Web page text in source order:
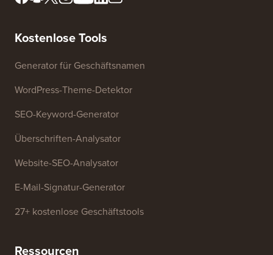
Redaktionsboard kennen
Presse & Marken-Assets
Kostenlose Tools
Generator für Geschäftsnamen
WordPress-Theme-Detektor
SEO-Keyword-Generator